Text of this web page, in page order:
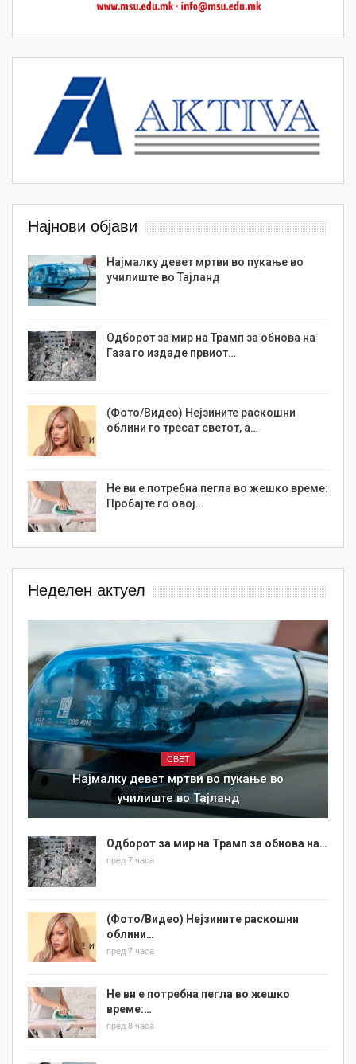
Најнови објави
Најмалку девет мртви во пукање во
училиште во Тајланд
Одборот за мир на Трамп за обнова на
Газа го издаде првиот…
(Фото/Видео) Нејзините раскошни
облини го тресат светот, а…
Не ви е потребна пегла во жешко време:
Пробајте го овој…
Неделен актуел
СВЕТ
Најмалку девет мртви во пукање во
училиште во Тајланд
Одборот за мир на Трамп за обнова на…
пред 7 часа
(Фото/Видео) Нејзините раскошни
облини…
пред 7 часа
Не ви е потребна пегла во жешко
време:…
пред 8 часа